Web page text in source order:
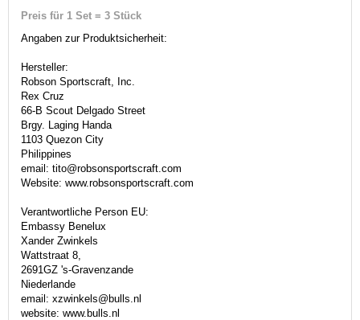
Preis für 1 Set = 3 Stück
Angaben zur Produktsicherheit:
Hersteller:
Robson Sportscraft, Inc.
Rex Cruz
66-B Scout Delgado Street
Brgy. Laging Handa
1103 Quezon City
Philippines
email: tito@robsonsportscraft.com
Website: www.robsonsportscraft.com
Verantwortliche Person EU:
Embassy Benelux
Xander Zwinkels
Wattstraat 8,
2691GZ 's-Gravenzande
Niederlande
email: xzwinkels@bulls.nl
website: www.bulls.nl